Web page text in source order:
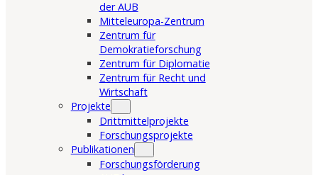
der AUB
Mitteleuropa-Zentrum
Zentrum für
Demokratieforschung
Zentrum für Diplomatie
Zentrum für Recht und
Wirtschaft
Projekte
Drittmittelprojekte
Forschungsprojekte
Publikationen
Forschungsförderung